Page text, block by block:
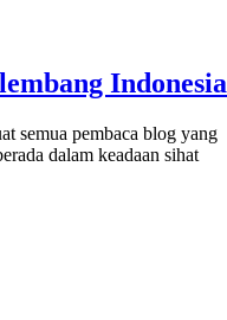
Indonesia
semua pembaca blog yang
dalam keadaan sihat